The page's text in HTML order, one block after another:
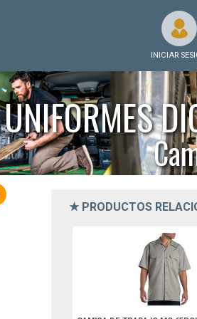
INICIAR
UNIFORMES
★ PRODUCTOS